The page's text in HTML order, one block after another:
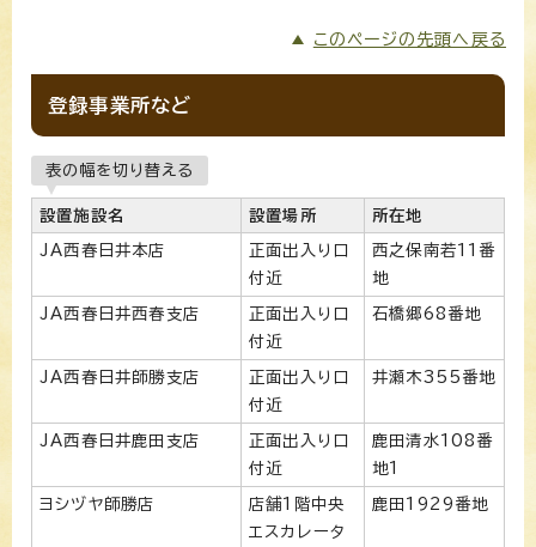
このページの先頭へ戻る
登録事業所など
表の幅を切り替える
設置施設名 設置場所 所在地
JA西春日井本店
正面出入り口
付近
西之保南若11番
地
JA西春日井西春支店
正面出入り口
付近
石橋郷68番地
JA西春日井師勝支店
正面出入り口
付近
井瀬木355番地
JA西春日井鹿田支店
正面出入り口
付近
鹿田清水108番
地1
ヨシヅヤ師勝店
店舗1階中央
エスカレータ
鹿田1929番地